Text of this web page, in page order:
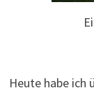
Heute habe ich